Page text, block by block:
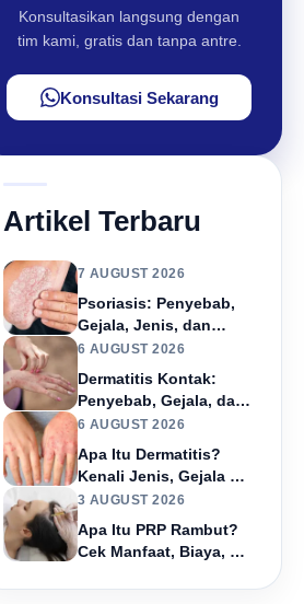
Konsultasikan langsung dengan
tim kami, gratis dan tanpa antre.
Konsultasi Sekarang
Artikel Terbaru
7 AUGUST 2026
Psoriasis: Penyebab,
Gejala, Jenis, dan
Pengobatan
6 AUGUST 2026
Dermatitis Kontak:
Penyebab, Gejala, dan
Pengobatan
6 AUGUST 2026
Apa Itu Dermatitis?
Kenali Jenis, Gejala &
Cara Mengatasinya
3 AUGUST 2026
Apa Itu PRP Rambut?
Cek Manfaat, Biaya, &